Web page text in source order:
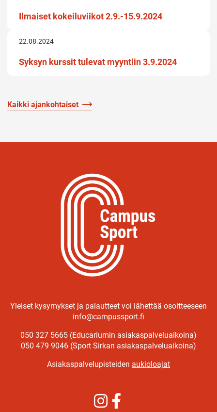
Ilmaiset kokeiluviikot 2.9.-15.9.2024
22.08.2024
Syksyn kurssit tulevat myyntiin 3.9.2024
Kaikki ajankohtaiset
Yleiset kysymykset ja palautteet voi lähettää osoitteeseen
info@campussport.fi
050 327 5665 (Educariumin asiakaspalveluaikoina)
050 479 9046 (Sport Sirkan asiakaspalveluaikoina)
Asiakaspalvelupisteiden aukioloajat
Instagram